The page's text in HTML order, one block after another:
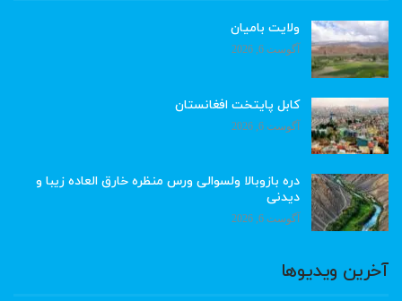
ولایت بامیان
آگوست 6, 2026
کابل پایتخت افغانستان
آگوست 6, 2026
دره بازوبالا ولسوالی ورس منظره خارق العاده زیبا و
دیدنی
آگوست 6, 2026
آخرین ویدیوها